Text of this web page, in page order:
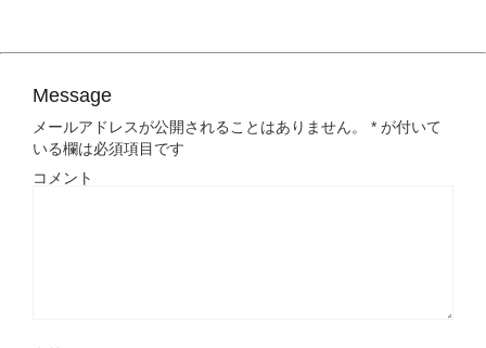
Message
メールアドレスが公開されることはありません。 * が付いて
いる欄は必須項目です
コメント